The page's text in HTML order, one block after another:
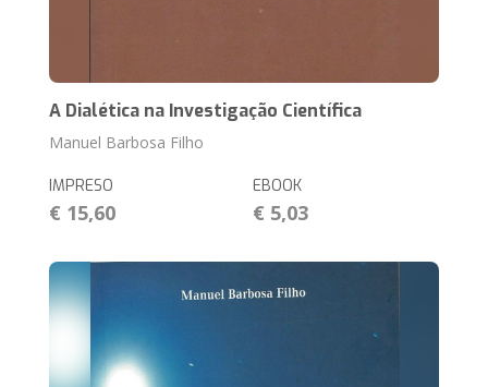
A Dialética na Investigação Científica
Manuel Barbosa Filho
IMPRESO
€ 15,60
EBOOK
€ 5,03